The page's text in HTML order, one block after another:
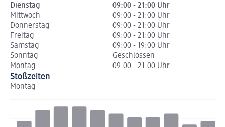
Dienstag
09:00 - 21:00 Uhr
Mittwoch
09:00 - 21:00 Uhr
Donnerstag
09:00 - 21:00 Uhr
Freitag
09:00 - 21:00 Uhr
Samstag
09:00 - 19:00 Uhr
Sonntag
Geschlossen
Montag
09:00 - 21:00 Uhr
Stoßzeiten
Montag